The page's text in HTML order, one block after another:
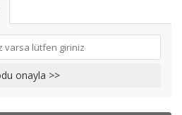
onayla >>